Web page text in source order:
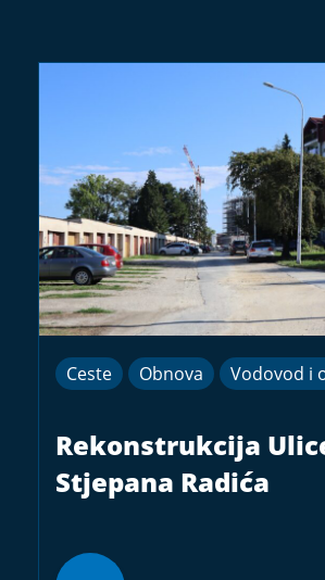
Ceste Obnova Vodovod i
Rekonstrukcija
Stjepana Radića